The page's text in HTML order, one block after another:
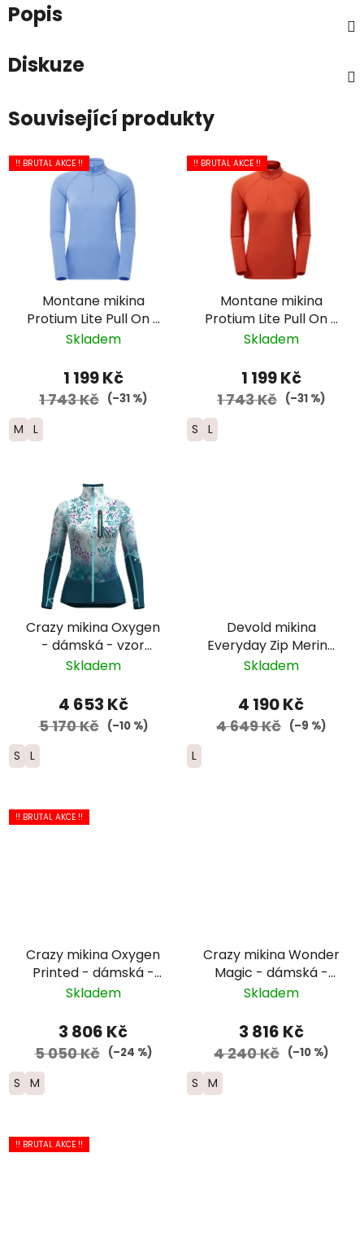
Popis
Diskuze
Související produkty
!! BRUTAL AKCE !!
Montane mikina
Protium Lite Pull On -
dámská - světle
Skladem
1 199 Kč
1 743 Kč (–31 %)
M L
!! BRUTAL AKCE !!
Montane mikina
Protium Lite Pull On -
dámská - červená
Skladem
1 199 Kč
1 743 Kč (–31 %)
S L
Crazy mikina Oxygen
- dámská - vzor
falling flower
Skladem
4 653 Kč
5 170 Kč (–10 %)
S L
Devold mikina
Everyday Zip Merino
Hoodie - dámská -
Skladem
4 190 Kč
4 649 Kč (–9 %)
L
!! BRUTAL AKCE !!
Crazy mikina Oxygen
Printed - dámská -
tmavě
Skladem
3 806 Kč
5 050 Kč (–24 %)
S M
Crazy mikina Wonder
Magic - dámská -
vzor falling flower
Skladem
3 816 Kč
4 240 Kč (–10 %)
S M
!! BRUTAL AKCE !!